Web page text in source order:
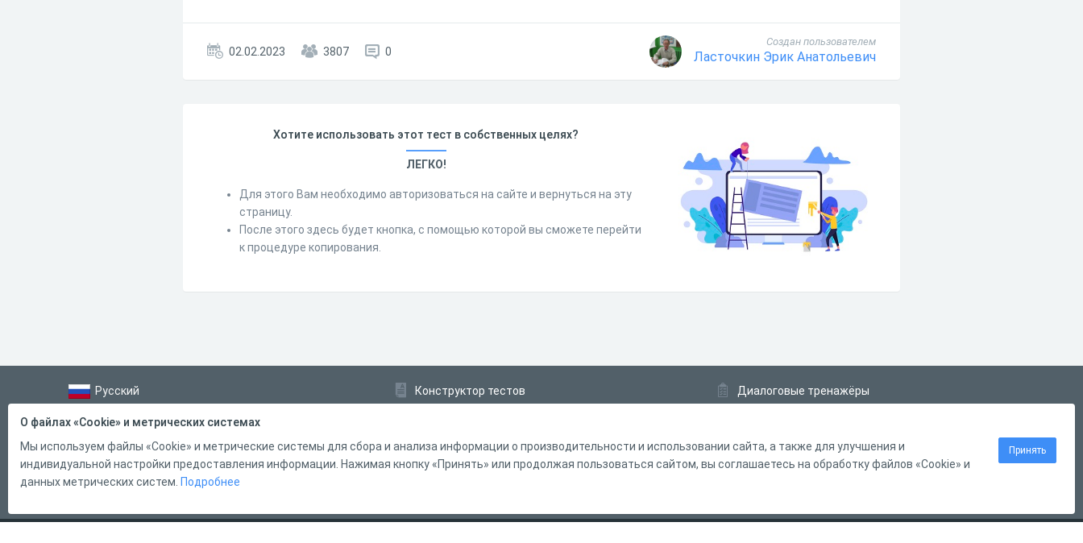
02.02.2023 3807 0
Создан пользователем
Ласточкин Эрик Анатольевич
Хотите использовать этот тест в собственных целях?
ЛЕГКО!
Для этого Вам необходимо авторизоваться на сайте и вернуться на эту
страницу.
После этого здесь будет кнопка, с помощью которой вы сможете перейти
к процедуре копирования.
Русский
Справка
Форма обратной связи
Контакты
Конструктор тестов
Конструктор кроссвордов
Диалоговые тренажёры
Система Дистанционного Обучения
О файлах «Cookie» и метрических системах
Мы используем файлы «Cookie» и метрические системы для сбора и анализа информации о производительности и использовании сайта, а также для улучшения и
индивидуальной настройки предоставления информации. Нажимая кнопку «Принять» или продолжая пользоваться сайтом, вы соглашаетесь на обработку файлов «Cookie» и
данных метрических систем. Подробнее
Принять